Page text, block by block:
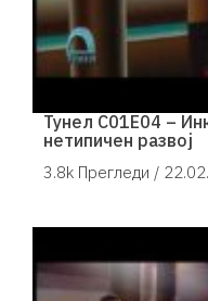
Тунел С01Е04 –
нетипичен развој
3.8k Прегледи /